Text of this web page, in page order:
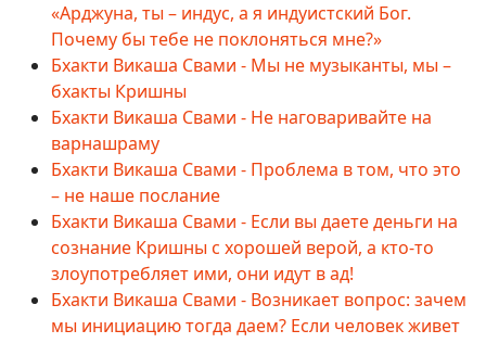
«Арджуна, ты – индус, а я индуистский Бог.
Почему бы тебе не поклоняться мне?»
Бхакти Викаша Свами - Мы не музыканты, мы –
бхакты Кришны
Бхакти Викаша Свами - Не наговаривайте на
варнашраму
Бхакти Викаша Свами - Проблема в том, что это
– не наше послание
Бхакти Викаша Свами - Если вы даете деньги на
сознание Кришны с хорошей верой, а кто-то
злоупотребляет ими, они идут в ад!
Бхакти Викаша Свами - Возникает вопрос: зачем
мы инициацию тогда даем? Если человек живет